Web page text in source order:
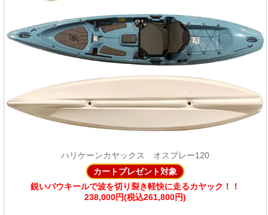
ハリケーンカヤックス オスプレー120
カートプレゼント対象
鋭いバウキールで波を切り裂き軽快に走るカヤック！！
238,000円(税込261,800円)